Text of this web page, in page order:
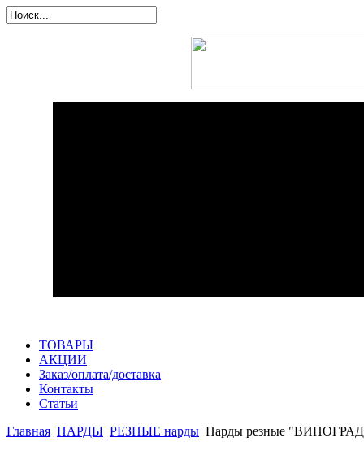
ТОВАРЫ
АКЦИИ
Заказ/оплата/доставка
Контакты
Статьи
Главная НАРДЫ РЕЗНЫЕ нарды Нарды резные